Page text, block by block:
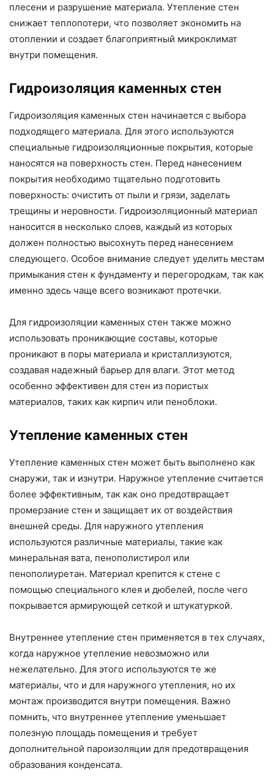
плесени и разрушение материала. Утепление стен
снижает теплопотери, что позволяет экономить на
отоплении и создает благоприятный микроклимат
внутри помещения.
Гидроизоляция каменных стен
Гидроизоляция каменных стен начинается с выбора
подходящего материала. Для этого используются
специальные гидроизоляционные покрытия, которые
наносятся на поверхность стен. Перед нанесением
покрытия необходимо тщательно подготовить
поверхность: очистить от пыли и грязи, заделать
трещины и неровности. Гидроизоляционный материал
наносится в несколько слоев, каждый из которых
должен полностью высохнуть перед нанесением
следующего. Особое внимание следует уделить местам
примыкания стен к фундаменту и перегородкам, так как
именно здесь чаще всего возникают протечки.
Для гидроизоляции каменных стен также можно
использовать проникающие составы, которые
проникают в поры материала и кристаллизуются,
создавая надежный барьер для влаги. Этот метод
особенно эффективен для стен из пористых
материалов, таких как кирпич или пеноблоки.
Утепление каменных стен
Утепление каменных стен может быть выполнено как
снаружи, так и изнутри. Наружное утепление считается
более эффективным, так как оно предотвращает
промерзание стен и защищает их от воздействия
внешней среды. Для наружного утепления
используются различные материалы, такие как
минеральная вата, пенополистирол или
пенополиуретан. Материал крепится к стене с
помощью специального клея и дюбелей, после чего
покрывается армирующей сеткой и штукатуркой.
Внутреннее утепление стен применяется в тех случаях,
когда наружное утепление невозможно или
нежелательно. Для этого используются те же
материалы, что и для наружного утепления, но их
монтаж производится внутри помещения. Важно
помнить, что внутреннее утепление уменьшает
полезную площадь помещения и требует
дополнительной пароизоляции для предотвращения
образования конденсата.